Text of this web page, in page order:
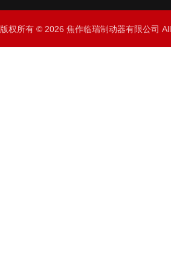
版权所有 © 2026 焦作临瑞制动器有限公